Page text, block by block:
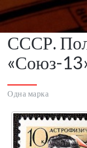
СССР.
«Союз-
Одна марка